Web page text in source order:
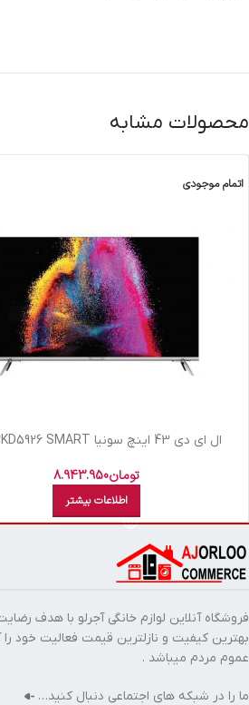
محصولات مشابه
اتمام موجودی
ال اي دي 43 اينچ سونيا S-43KD5926 SMART
تومان8.943.950
اطلاعات بیشتر
فروشگاه آنلاین لوازم خانگی آجرلو با هدف
بهترین کیفیت و نازلترین قیمت فعالیت خود
عموم مردم میباشد .
ما را در شبکه های اجتماعی دنبال کنید…